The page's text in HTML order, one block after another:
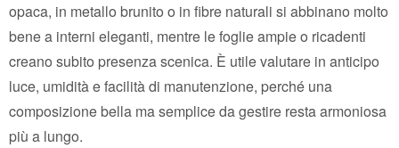
opaca, in metallo brunito o in fibre naturali si abbinano molto
bene a interni eleganti, mentre le foglie ampie o ricadenti
creano subito presenza scenica. È utile valutare in anticipo
luce, umidità e facilità di manutenzione, perché una
composizione bella ma semplice da gestire resta armoniosa
più a lungo.